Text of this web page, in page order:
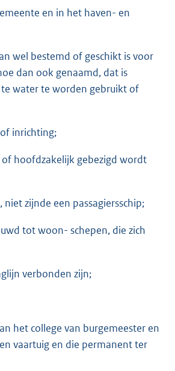
en in het haven- en
wel bestemd of geschikt is voor
dan ook genaamd, dat is
water te worden gebruikt of
inrichting;
of hoofdzakelijk gebezigd wordt
zijnde een passagiersschip;
tot woon- schepen, die zich
verbonden zijn;
het college van burgemeester en
vaartuig en die permanent ter